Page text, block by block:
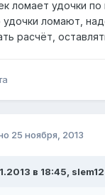
ломает удочки
ломают,
расчёт,
25 ноября, 2013
в 18:45,